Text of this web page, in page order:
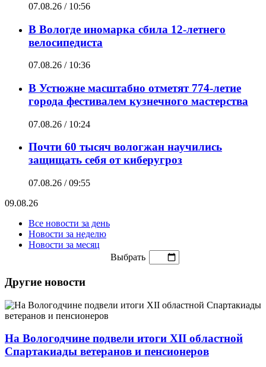
07.08.26 / 10:56
В Вологде иномарка сбила 12-летнего
велосипедиста
07.08.26 / 10:36
В Устюжне масштабно отметят 774-летие
города фестивалем кузнечного мастерства
07.08.26 / 10:24
Почти 60 тысяч вологжан научились
защищать себя от киберугроз
07.08.26 / 09:55
09.08.26
Все новости за день
Новости за неделю
Новости за месяц
Выбрать
Другие новости
На Вологодчине подвели итоги XII областной
Спартакиады ветеранов и пенсионеров